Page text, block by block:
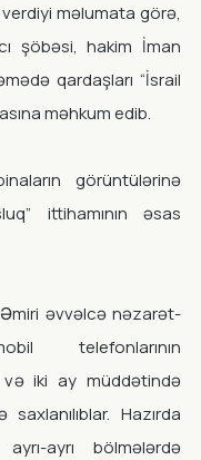
məlumata görə,
şöbəsi, hakim İman
qardaşları “İsrail
məhkum edib.
görüntülərinə
ittihamının əsas
əvvəlcə nəzarət-
telefonlarının
və iki ay müddətində
Hazırda
ayrı bölmələrdə